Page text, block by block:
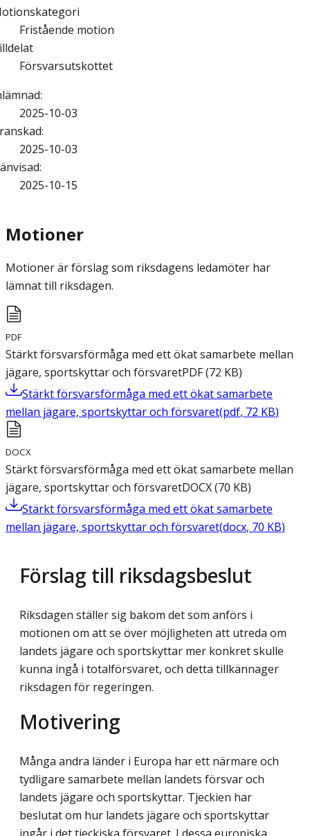
Fristående motion
Försvarsutskottet
:
2025-10-03
:
2025-10-03
:
2025-10-15
Motioner
Motioner är förslag som riksdagens ledamöter har
lämnat till riksdagen.
PDF
Stärkt försvarsförmåga med ett ökat samarbete mellan
jägare, sportskyttar och försvaretPDF(72 KB)
Stärkt försvarsförmåga med ett ökat samarbete
mellan jägare, sportskyttar och försvaret(pdf, 72 KB)
DOCX
Stärkt försvarsförmåga med ett ökat samarbete mellan
jägare, sportskyttar och försvaretDOCX(70 KB)
Stärkt försvarsförmåga med ett ökat samarbete
mellan jägare, sportskyttar och försvaret(docx, 70 KB)
Förslag till riksdagsbeslut
Riksdagen ställer sig bakom det som anförs i
motionen om att se över möjligheten att utreda om
landets jägare och sportskyttar mer konkret skulle
kunna ingå i totalförsvaret, och detta tillkännager
riksdagen för regeringen.
Motivering
Många andra länder i Europa har ett närmare och
tydligare samarbete mellan landets försvar och
landets jägare och sportskyttar. Tjeckien har
beslutat om hur landets jägare och sportskyttar